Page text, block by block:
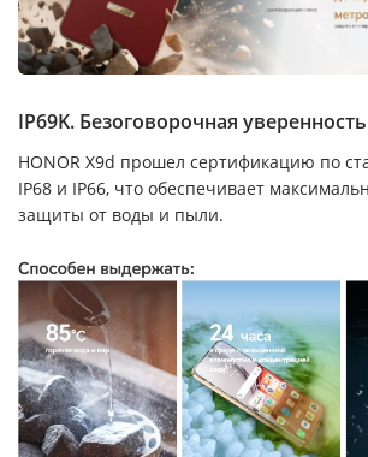
IP69K. Безоговорочная
HONOR X9d прошел сертификацию по
IP68 и IP66, что обеспечивает
защиты от воды и пыли.